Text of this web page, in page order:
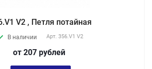
V2 , Петля потайная
В наличии Арт. 356.V1 V2
от 207 рублей